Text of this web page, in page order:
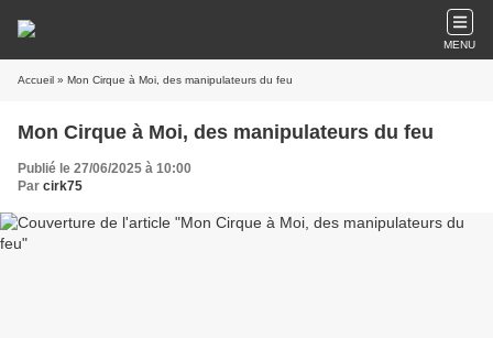
MENU
Accueil » Mon Cirque à Moi, des manipulateurs du feu
Mon Cirque à Moi, des manipulateurs du feu
Publié le 27/06/2025 à 10:00
Par cirk75